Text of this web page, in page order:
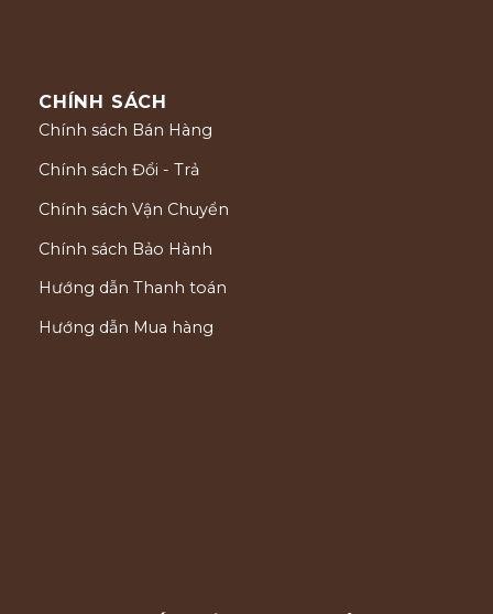
CHÍNH SÁCH
Chính sách Bán Hàng
Chính sách Đổi - Trả
Chính sách Vận Chuyển
Chính sách Bảo Hành
Hướng dẫn Thanh toán
Hướng dẫn Mua hàng